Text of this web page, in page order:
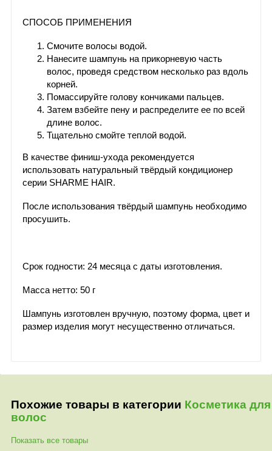
СПОСОБ ПРИМЕНЕНИЯ
Смочите волосы водой.
Нанесите шампунь на прикорневую часть
волос, проведя средством несколько раз вдоль
корней.
Помассируйте голову кончиками пальцев.
Затем взбейте пену и распределите ее по всей
длине волос.
Тщательно смойте теплой водой.
В качестве финиш-ухода рекомендуется
использовать натуральный твёрдый кондиционер
серии SHARME HAIR.
После использования твёрдый шампунь необходимо
просушить.
Срок годности: 24 месяца с даты изготовления.
Масса нетто: 50 г
Шампунь изготовлен вручную, поэтому форма, цвет и
размер изделия могут несущественно отличаться.
Похожие товары в категории Косметика для
волос
Показать все товары